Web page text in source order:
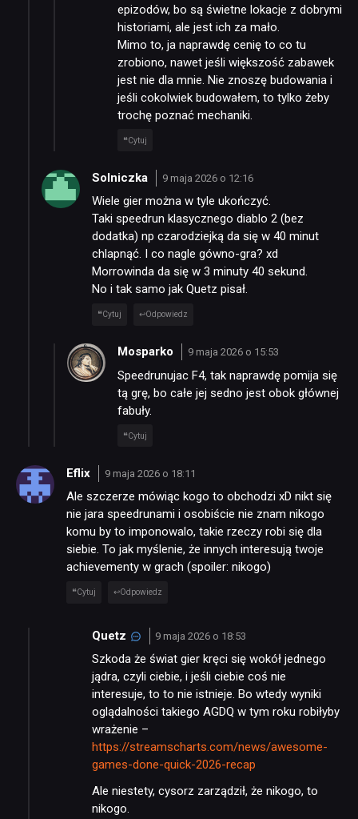
epizodów, bo są świetne lokacje z dobrymi
historiami, ale jest ich za mało.
Mimo to, ja naprawdę cenię to co tu
zrobiono, nawet jeśli większość zabawek
jest nie dla mnie. Nie znoszę budowania i
jeśli cokolwiek budowałem, to tylko żeby
trochę poznać mechaniki.
Cytuj
Solniczka 9 maja 2026 o 12:16
Wiele gier można w tyle ukończyć.
Taki speedrun klasycznego diablo 2 (bez
dodatka) np czarodziejką da się w 40 minut
chlapnąć. I co nagle gówno-gra? xd
Morrowinda da się w 3 minuty 40 sekund.
No i tak samo jak Quetz pisał.
Cytuj Odpowiedz
Mosparko 9 maja 2026 o 15:53
Speedrunujac F4, tak naprawdę pomija się
tą grę, bo całe jej sedno jest obok głównej
fabuły.
Cytuj
Eflix 9 maja 2026 o 18:11
Ale szczerze mówiąc kogo to obchodzi xD nikt się
nie jara speedrunami i osobiście nie znam nikogo
komu by to imponowalo, takie rzeczy robi się dla
siebie. To jak myślenie, że innych interesują twoje
achievementy w grach (spoiler: nikogo)
Cytuj Odpowiedz
Quetz 9 maja 2026 o 18:53
Szkoda że świat gier kręci się wokół jednego
jądra, czyli ciebie, i jeśli ciebie coś nie
interesuje, to to nie istnieje. Bo wtedy wyniki
oglądalności takiego AGDQ w tym roku robiłyby
wrażenie –
https://streamscharts.com/news/awesome-
games-done-quick-2026-recap
Ale niestety, cysorz zarządził, że nikogo, to
nikogo.